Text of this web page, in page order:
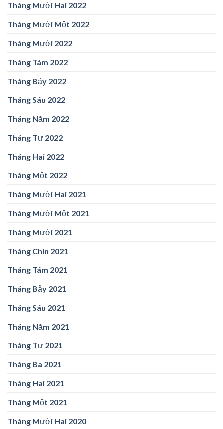
Tháng Mười Hai 2022
Tháng Mười Một 2022
Tháng Mười 2022
Tháng Tám 2022
Tháng Bảy 2022
Tháng Sáu 2022
Tháng Năm 2022
Tháng Tư 2022
Tháng Hai 2022
Tháng Một 2022
Tháng Mười Hai 2021
Tháng Mười Một 2021
Tháng Mười 2021
Tháng Chín 2021
Tháng Tám 2021
Tháng Bảy 2021
Tháng Sáu 2021
Tháng Năm 2021
Tháng Tư 2021
Tháng Ba 2021
Tháng Hai 2021
Tháng Một 2021
Tháng Mười Hai 2020